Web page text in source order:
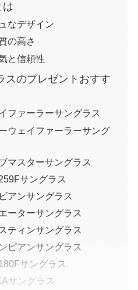
は
なデザイン
の高さ
と信頼性
スのプレゼントおすす
ファーラーサングラス
ウェイファーラーサング
マスターサングラス
サングラス
アンサングラス
ーターサングラス
ティンサングラス
ピアンサングラス
サングラス
サングラス